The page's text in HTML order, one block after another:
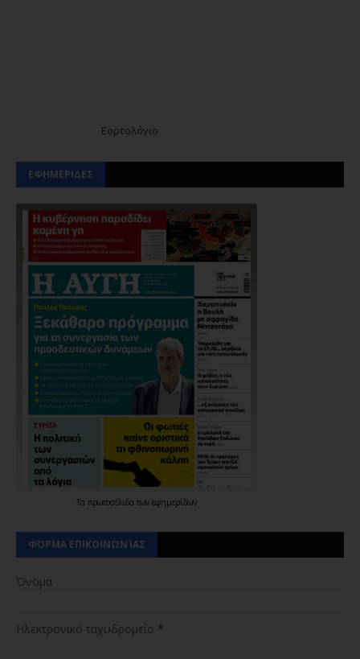
Εορτολόγιο
ΕΦΗΜΕΡΙΔΕΣ
Τα πρωτοσέλιδα των εφημερίδων
ΦΌΡΜΑ ΕΠΙΚΟΙΝΩΝΊΑΣ
Όνομα
Ηλεκτρονικό ταχυδρομείο *